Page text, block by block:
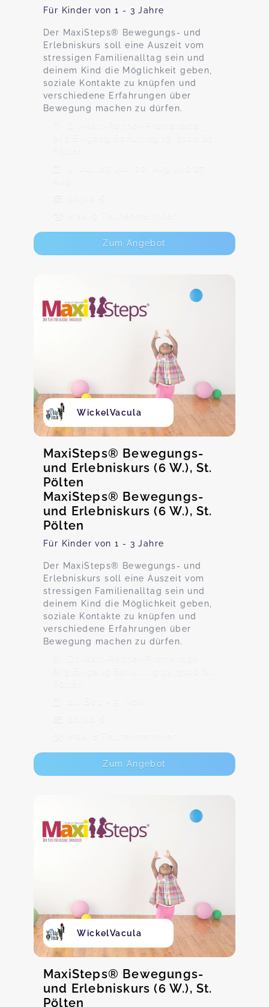
Für Kinder von 1 - 3 Jahre
Der MaxiSteps® Bewegungs- und
Erlebniskurs soll eine Auszeit vom
stressigen Familienalltag sein und
deinem Kind die Möglichkeit geben,
soziale Kontakte zu knüpfen und
verschiedene Erfahrungen über
Bewegung machen zu dürfen.
Dr.-Karl-Renner-Promenade
8/3 Eingang Schulring 13, 3100 St.
Pölten
9. Jul, 23. Jul, 20. Aug und 27.
90,00 €
Max. 9 TeilnehmerInnen
Zum Angebot
WickelVacula
MaxiSteps® Bewegungs-
und Erlebniskurs (6 W.), St.
Pölten
MaxiSteps® Bewegungs-
und Erlebniskurs (6 W.), St.
Pölten
Für Kinder von 1 - 3 Jahre
Der MaxiSteps® Bewegungs- und
Erlebniskurs soll eine Auszeit vom
stressigen Familienalltag sein und
deinem Kind die Möglichkeit geben,
soziale Kontakte zu knüpfen und
verschiedene Erfahrungen über
Bewegung machen zu dürfen.
Dr.-Karl-Renner-Promenade
8/3 Eingang Schulring 13, 3100 St.
Pölten
24. Sep - 5. Nov
90,00 €
Max. 8 TeilnehmerInnen
Zum Angebot
WickelVacula
MaxiSteps® Bewegungs-
und Erlebniskurs (6 W.), St.
Pölten